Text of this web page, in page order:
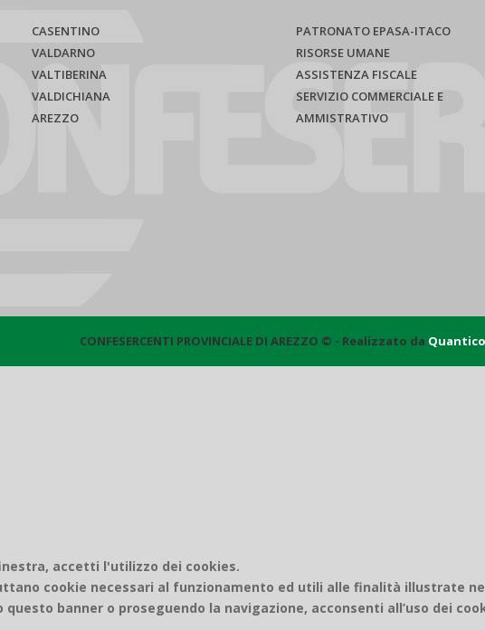
CASENTINO
VALDARNO
VALTIBERINA
VALDICHIANA
AREZZO
PATRONATO EPASA-ITACO
RISORSE UMANE
ASSISTENZA FISCALE
SERVIZIO COMMERCIALE E
AMMISTRATIVO
CONFESERCENTI PROVINCIALE DI AREZZO © - Realizzato da Quantico
accetti l'utilizzo dei cookies.
cookie necessari al funzionamento ed utili alle finalità illustrate
questo banner o proseguendo la navigazione, acconsenti all’uso dei